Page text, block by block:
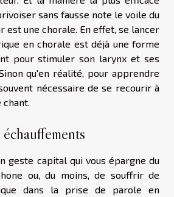
sans fausse note le voile du
est une chorale. En effet, se lancer
en chorale est déjà une forme
pour stimuler son larynx et ses
qu'en réalité, pour apprendre
nécessaire de se recourir à
geste capital qui vous épargne du
ou, du moins, de souffrir de
dans la prise de parole en